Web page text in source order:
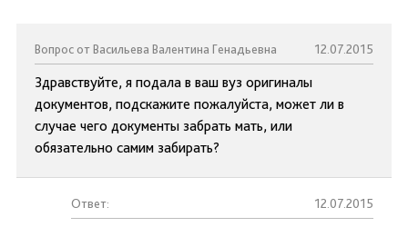
Вопрос от Васильева Валентина Генадьевна 12.07.2015
Здравствуйте, я подала в ваш вуз оригиналы
документов, подскажите пожалуйста, может ли в
случае чего документы забрать мать, или
обязательно самим забирать?
Ответ: 12.07.2015